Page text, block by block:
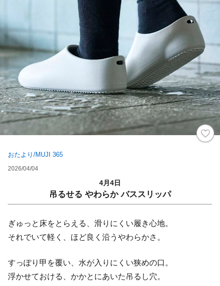
おたより/MUJI 365
2026/04/04
4月4日
吊るせる やわらか バススリッパ
ぎゅっと床をとらえる、滑りにくい履き心地。
それでいて軽く、ほど良く沿うやわらかさ。
すっぽり甲を覆い、水が入りにくい狭めの口。
浮かせておける、かかとにあいた吊るし穴。